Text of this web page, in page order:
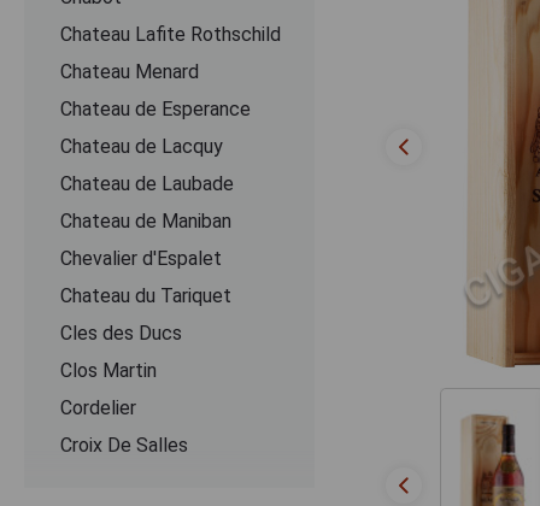
Chateau Lafite Rothschild
Chateau Menard
Chateau de Esperance
Chateau de Lacquy
Chateau de Laubade
Chateau de Maniban
Chevalier d'Espalet
Chаteau du Tariquet
Cles des Ducs
Clos Martin
Cordelier
Croix De Salles